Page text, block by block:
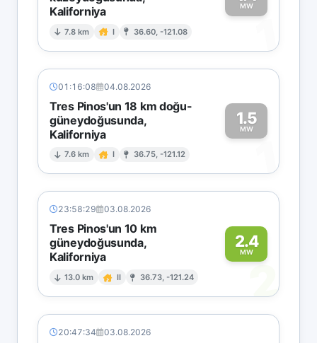
Kaliforniya
7.8 km I 36.60, -121.08
MW
1
01:16:08 04.08.2026
Tres Pinos'un 18 km doğu-
güneydoğusunda,
Kaliforniya
7.6 km I 36.75, -121.12
1.5
MW
1
23:58:29 03.08.2026
Tres Pinos'un 10 km
güneydoğusunda,
Kaliforniya
13.0 km II 36.73, -121.24
2.4
MW
2
20:47:34 03.08.2026